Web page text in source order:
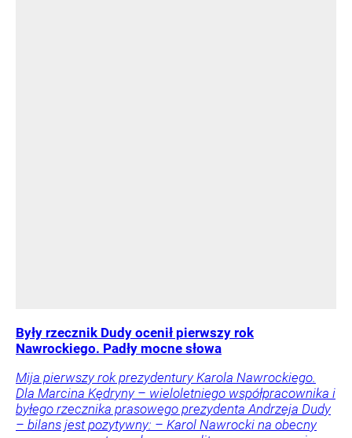
Były rzecznik Dudy ocenił pierwszy rok
Nawrockiego. Padły mocne słowa
Mija pierwszy rok prezydentury Karola Nawrockiego.
Dla Marcina Kędryny – wieloletniego współpracownika i
byłego rzecznika prasowego prezydenta Andrzeja Dudy
– bilans jest pozytywny: – Karol Nawrocki na obecny